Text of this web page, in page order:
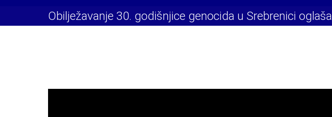
Obilježavanje 30. godišnjice genocida u Srebrenici